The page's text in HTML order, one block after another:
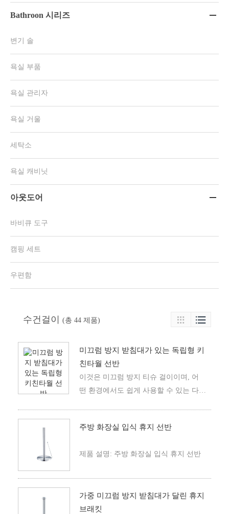
Bathroon 시리즈 
변기 솔
욕실 부품
욕실 관리자
욕실 거울
세탁소
욕실 캐비닛
아웃도어 
바비큐 도구
캠핑 세트
우편함
수건걸이 (총 44 제품)  
미끄럼 방지 받침대가 있는 독립형 키
친타월 선반
이것은 미끄럼 방지 티슈 걸이이며, 어
떤 환경에서도 쉽게 사용할 수 있는 다기
로 분배하여 사용시의 청결을 확보할
주방 화장실 입식 휴지 선반
제품 설명: 주방 화장실 입식 휴지 선반
가중 미끄럼 방지 받침대가 달린 휴지
브래킷